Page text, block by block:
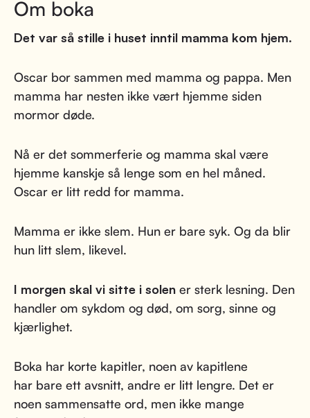
Om boka
Det var så stille i huset inntil mamma kom hjem.
Oscar bor sammen med mamma og pappa. Men
mamma har nesten ikke vært hjemme siden
mormor døde.
Nå er det sommerferie og mamma skal være
hjemme kanskje så lenge som en hel måned.
Oscar er litt redd for mamma.
Mamma er ikke slem. Hun er bare syk. Og da blir
hun litt slem, likevel.
I morgen skal vi sitte i solen er sterk lesning. Den
handler om sykdom og død, om sorg, sinne og
kjærlighet.
Boka har korte kapitler, noen av kapitlene
har bare ett avsnitt, andre er litt lengre. Det er
noen sammensatte ord, men ikke mange